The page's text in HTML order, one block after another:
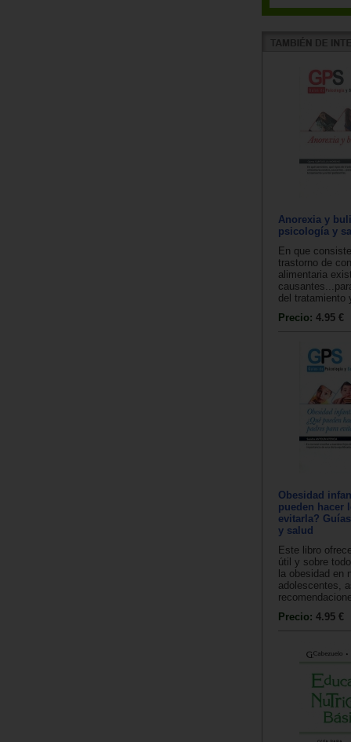
Anorexia y
psicología y
En que
trastorno de
alimentaria
del tratamiento
Precio: 4.95 €
Obesidad
pueden hacer
evitarla?
y salud
Este libro
útil y sobre
la obesidad en
adolescentes,
Precio: 4.95 €